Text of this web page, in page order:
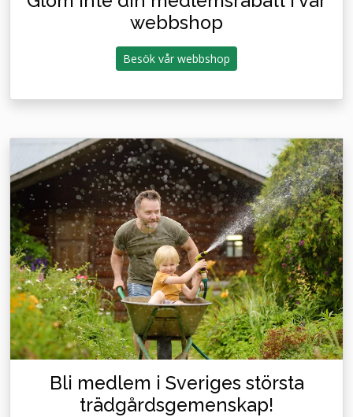
webbshop
Besök vår webbshop
Bli medlem i Sveriges största
trädgårdsgemenskap!